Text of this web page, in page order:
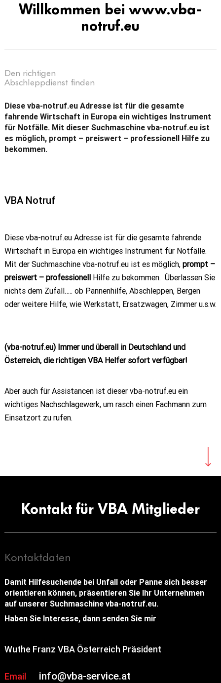
Willkommen bei www.vba-
notruf.eu
Den richtigen
Abschleppdienst finden
Diese vba-notruf.eu Adresse ist für die gesamte
fahrende Wirtschaft in Europa ein wichtiges Instrument
für Notfälle. Mit dieser Suchmaschine vba-notruf.eu ist
es möglich, prompt – preiswert – professionell Hilfe zu
bekommen.
VBA Notruf
Diese vba-notruf.eu Adresse ist für die gesamte fahrende
Wirtschaft in Europa ein wichtiges Instrument für Notfälle.
Mit der Suchmaschine vba-notruf.eu ist es möglich, prompt –
preiswert – professionell
Hilfe zu bekommen. Überlassen Sie
nichts dem Zufall….. ob Pannenhilfe, Abschleppen, Bergen
oder weitere Hilfe, wie Werkstatt, Ersatzwagen, Zimmer u.s.w.
(vba-notruf.eu) Immer und überall in Deutschland und
Österreich, die richtigen VBA Helfer sofort verfügbar!
Aber auch für Assistancen ist dieser vba-notruf.eu ein
wichtiges Nachschlagewerk, um rasch einen Fachmann zum
Einsatzort zu rufen.
Kontakt für VBA Mitglieder
Kontaktdaten
Damit Hilfesuchende bei Unfall oder Panne sich besser
orientieren können, präsentieren Sie Ihr Unternehmen
auf unserer Suchmaschine vba-notruf.eu.
Haben Sie Interesse, dann senden Sie mir
Wuthe Franz VBA Österreich Präsident
Email info@vba-service.at